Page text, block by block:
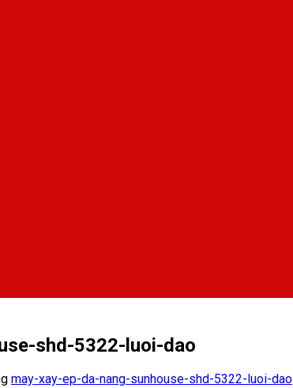
shd-5322-luoi-dao
may-xay-ep-da-nang-sunhouse-shd-5322-luoi-dao